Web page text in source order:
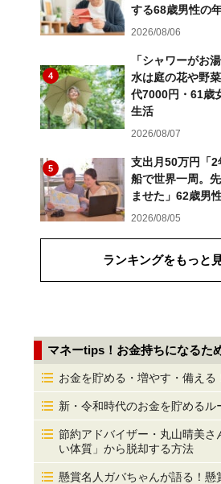
する68歳男性の
2026/08/06
4
「シャワーがお
水は庭の花や野
代7000円・61歳
生活
2026/08/07
5
支出月50万円「
船で世界一周。
ませた」62歳男
2026/08/05
ランキングをもっと
マネーtips！お金持ちになるた
お金を貯める・増やす・備える
新・令和時代のお金を貯めるル
節約アドバイザー・丸山晴美さ
い体質」から脱却する方法
懸賞名人ガバちゃんが語る！懸